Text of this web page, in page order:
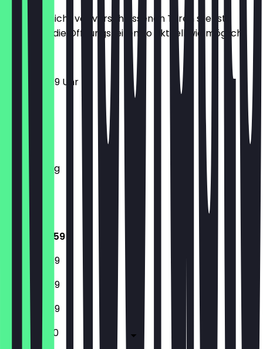
Damit du nicht vor verschlossenen Türen stehst,
halten wir die Öffnungszeiten so aktuell wie möglich.
12:00 - 23:59 Uhr
Montag
Dienstag
Mittwoch
Donnerstag
Freitag
Samstag
12:00 - 23:59
12:00 - 23:59
12:00 - 23:59
12:00 - 23:59
12:00 - 01:00